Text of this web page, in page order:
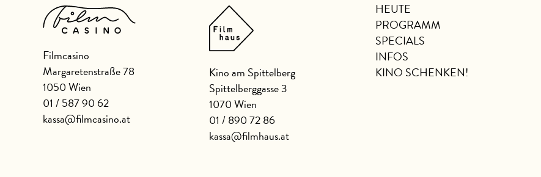
Filmcasino
Margaretenstraße 78
1050 Wien
01 / 587 90 62
kassa@filmcasino.at
Kino am Spittelberg
Spittelberggasse 3
1070 Wien
01 / 890 72 86
kassa@filmhaus.at
HEUTE
PROGRAMM
SPECIALS
INFOS
KINO SCHENKEN!